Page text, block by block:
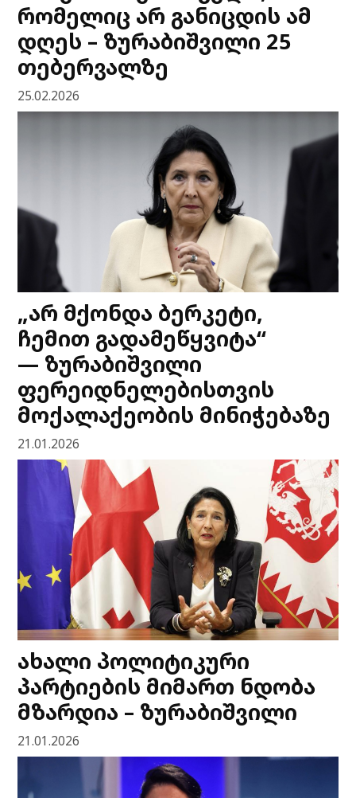
რომელიც არ განიცდის ამ
დღეს – ზურაბიშვილი 25
თებერვალზე
25.02.2026
„არ მქონდა ბერკეტი,
ჩემით გადამეწყვიტა“
— ზურაბიშვილი
ფერეიდნელებისთვის
მოქალაქეობის მინიჭებაზე
21.01.2026
ახალი პოლიტიკური
პარტიების მიმართ ნდობა
მზარდია – ზურაბიშვილი
21.01.2026